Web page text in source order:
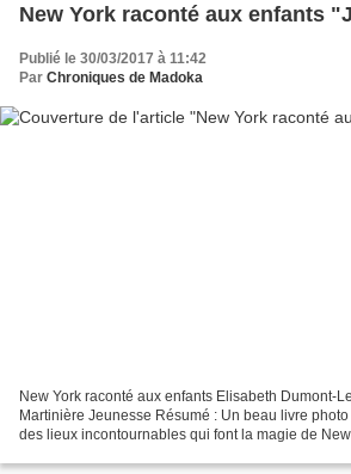
New York raconté aux enfants
Publié le 30/03/2017 à 11:42
Par Chroniques de Madoka
New York raconté aux enfants Elisabeth Dumont-
Martinière Jeunesse Résumé : Un beau livre
des lieux incontournables qui font la magie de